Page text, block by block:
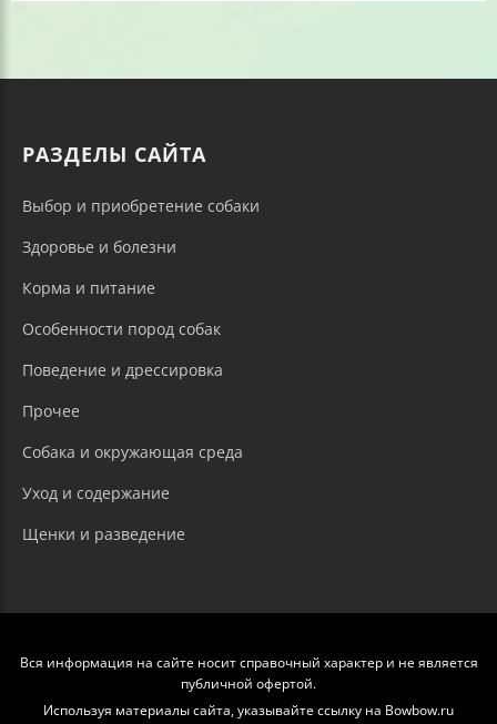
РАЗДЕЛЫ САЙТА
Выбор и приобретение собаки
Здоровье и болезни
Корма и питание
Особенности пород собак
Поведение и дрессировка
Прочее
Собака и окружающая среда
Уход и содержание
Щенки и разведение
Вся информация на сайте носит справочный характер и не является
публичной офертой.
Используя материалы сайта, указывайте ссылку на Bowbow.ru